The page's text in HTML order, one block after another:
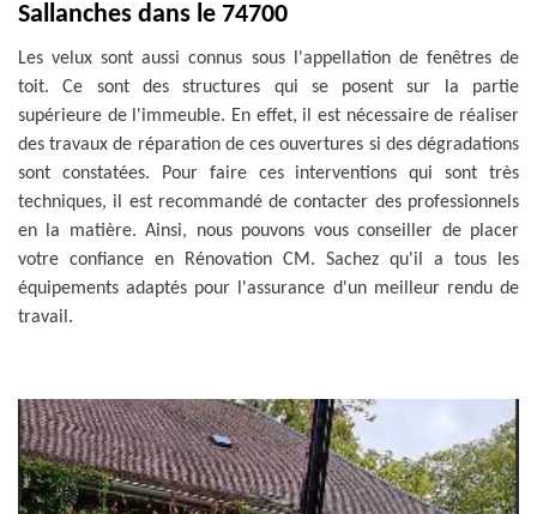
Sallanches dans le 74700
Les velux sont aussi connus sous l'appellation de fenêtres de
toit. Ce sont des structures qui se posent sur la partie
supérieure de l'immeuble. En effet, il est nécessaire de réaliser
des travaux de réparation de ces ouvertures si des dégradations
sont constatées. Pour faire ces interventions qui sont très
techniques, il est recommandé de contacter des professionnels
en la matière. Ainsi, nous pouvons vous conseiller de placer
votre confiance en Rénovation CM. Sachez qu'il a tous les
équipements adaptés pour l'assurance d'un meilleur rendu de
travail.